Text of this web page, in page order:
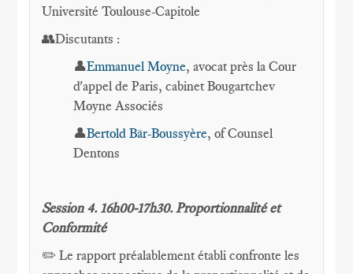
Université Toulouse-Capitole
👥Discutants :
👤Emmanuel Moyne, avocat près la Cour
d'appel de Paris, cabinet Bougartchev
Moyne Associés
👤Bertold Bär-Boussyère, of Counsel
Dentons
Session 4. 16h00-17h30. Proportionnalité et
Conformité
✏️ Le rapport préalablement établi confronte les